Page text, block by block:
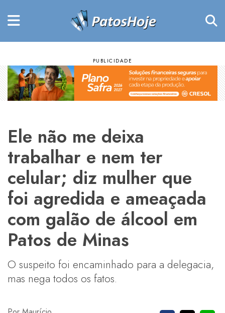
Ele não me deixa
trabalhar e nem ter
celular; diz mulher que
foi agredida e ameaçada
com galão de álcool em
Patos de Minas
O suspeito foi encaminhado para a delegacia,
mas nega todos os fatos.